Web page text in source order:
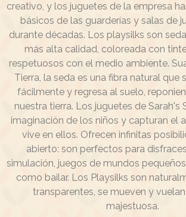
creativo, y los juguetes de la empresa
básicos de las guarderías y salas de
durante décadas. Los playsilks son
más alta calidad, coloreada con
respetuosos con el medio ambiente.
Tierra, la seda es una fibra natural que
fácilmente y regresa al suelo,
nuestra tierra. Los juguetes de Sarah's
imaginación de los niños y capturan el
vive en ellos. Ofrecen infinitas
abierto: son perfectos para
simulación, juegos de mundos
como bailar. Los Playsilks son
transparentes, se mueven y
majestuosa.